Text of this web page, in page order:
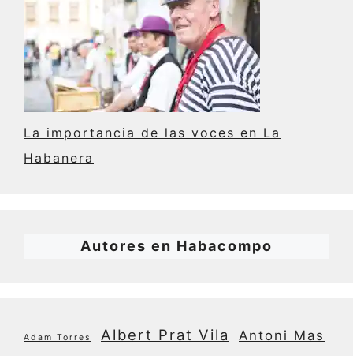
La importancia de las voces en La
Habanera
Autores en Habacompo
Adam Torres Albert Prat Vila Antoni Mas